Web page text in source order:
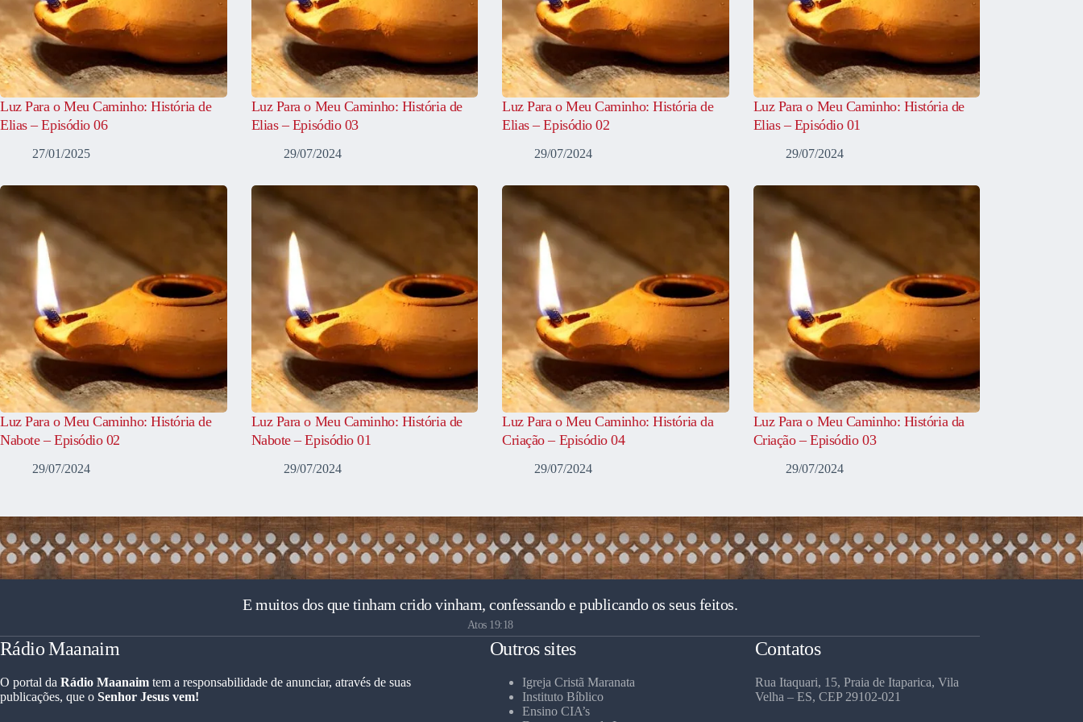
Luz Para o Meu Caminho: História de
Elias – Episódio 06
27/01/2025
Luz Para o Meu Caminho: História de
Elias – Episódio 03
29/07/2024
Luz Para o Meu Caminho: História de
Elias – Episódio 02
29/07/2024
Luz Para o Meu Caminho: História de
Elias – Episódio 01
29/07/2024
Luz Para o Meu Caminho: História de
Nabote – Episódio 02
29/07/2024
Luz Para o Meu Caminho: História de
Nabote – Episódio 01
29/07/2024
Luz Para o Meu Caminho: História da
Criação – Episódio 04
29/07/2024
Luz Para o Meu Caminho: História da
Criação – Episódio 03
29/07/2024
E muitos dos que tinham crido vinham, confessando e publicando os seus feitos.
Atos 19:18
Rádio Maanaim
O portal da Rádio Maanaim tem a responsabilidade de anunciar, através de suas
publicações, que o Senhor Jesus vem!
Outros sites
Igreja Cristã Maranata
Instituto Bíblico
Ensino CIA’s
Contatos
Rua Itaquari, 15, Praia de Itaparica, Vila
Velha – ES, CEP 29102-021